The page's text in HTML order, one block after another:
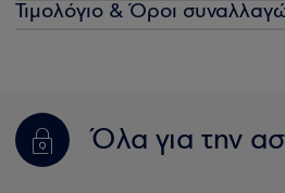
Τιμολόγιο & Όροι
Όλα για την